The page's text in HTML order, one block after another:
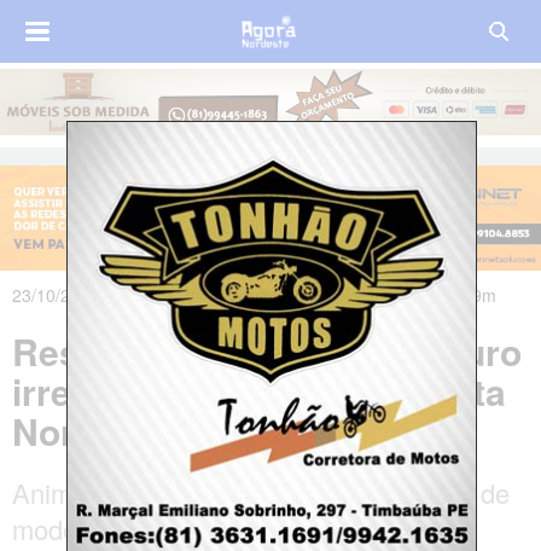
23/10/2024 às 05h32m - Atualizado em 23/10/2024 às 09h29m
Responsáveis por matadouro
irregular são presos na Mata
Norte de Pernambuco
Animais eram abatidos e esquartejados de
modo clandestino